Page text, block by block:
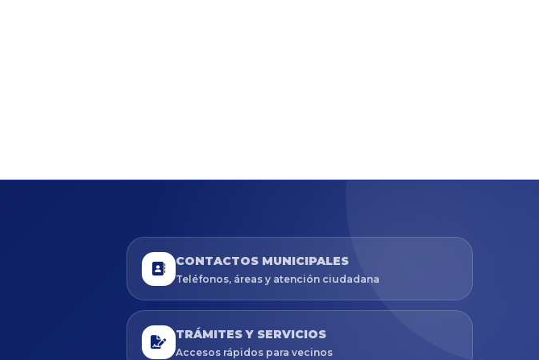
CONTACTOS MUNICIPALES
Teléfonos, áreas y atención ciudadana
TRÁMITES Y SERVICIOS
Accesos rápidos para vecinos